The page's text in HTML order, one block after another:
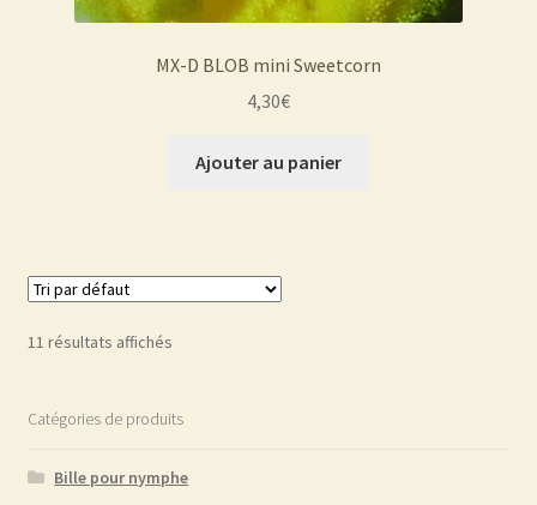
MX-D BLOB mini Sweetcorn
4,30€
Ajouter au panier
11 résultats affichés
Catégories de produits
Bille pour nymphe